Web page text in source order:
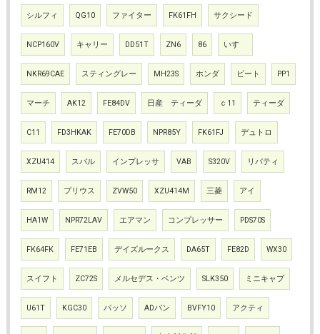
シルフィ QG10 ファイター FK61FH サクシード
NCP160V キャリー DD51T ZN6 86 いすゞ
NKR69CAE スティングレー MH23S ホンダ ビート PP1
マーチ AK12 FE84DV 日産 ティーダ ｃ11 ティーダ
C11 FD3HKAK FE70DB NPR85Y FK61FJ デュトロ
XZU414 スバル インプレッサ VAB S320V リバティ
RM12 プリウス ZVW50 XZU414M 三菱 アイ
HA1W NPR72LAV エアマン コンプレッサー PDS70S
FK64FK FE71EB デイズルークス DA65T FE82D WX30
スイフト ZC72S メルセデス・ベンツ SLK350 ミニキャブ
U61T KGC30 パッソ ADバン BVFY10 アクティ